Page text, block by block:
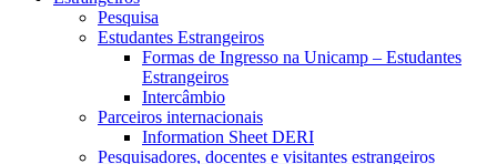
Pesquisa
Estudantes Estrangeiros
Formas de Ingresso na Unicamp – Estudantes
Estrangeiros
Intercâmbio
Parceiros internacionais
Information Sheet DERI
Pesquisadores, docentes e visitantes estrangeiros